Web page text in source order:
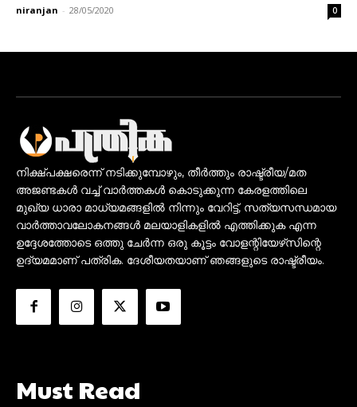
niranjan - 28/05/2020 0
നിക്ഷ്പക്ഷരെന്ന് നടിക്കുമ്പോഴും, തീർത്തും രാഷ്ട്രീയ/മത
അജണ്ടകൾ വച്ച് വാർത്തകൾ കൊടുക്കുന്ന കേരളത്തിലെ
മുഖ്യ ധാരാ മാധ്യമങ്ങളിൽ നിന്നും വേറിട്ട്, സത്യസന്ധമായ
വാർത്താവലോകനങ്ങൾ മലയാളികളിൽ എത്തിക്കുക എന്ന
ഉദ്ദേശത്തോടെ ഒത്തു ചേർന്ന ഒരു കൂട്ടം വോളന്റിയേഴ്‌സിന്റെ
ഉദ്യമമാണ് പത്രിക. ദേശീയതയാണ് ഞങ്ങളുടെ രാഷ്ട്രീയം.
Must Read